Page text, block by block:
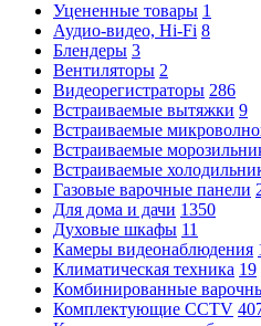
Уцененные товары 1
Аудио-видео, Hi-Fi 8
Блендеры 3
Вентиляторы 2
Видеорегистраторы 286
Встраиваемые вытяжки 9
Встраиваемые
Встраиваемые
Встраиваемые
Газовые варочные панели
Для дома и дачи 1350
Духовые шкафы 11
Камеры видеонаблюдения
Климатическая техника 19
Комбинированные
Комплектующие CCTV